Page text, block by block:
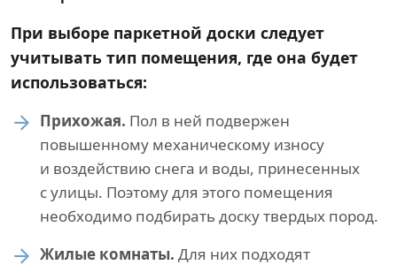
При выборе паркетной доски следует
учитывать тип помещения, где она будет
использоваться:
Прихожая. Пол в ней подвержен
повышенному механическому износу
и воздействию снега и воды, принесенных
с улицы. Поэтому для этого помещения
необходимо подбирать доску твердых пород.
Жилые комнаты. Для них подходят